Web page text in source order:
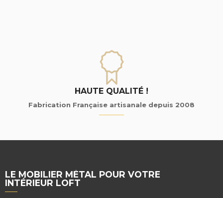
HAUTE QUALITÉ !
Fabrication Française artisanale depuis 2008
LE MOBILIER MÉTAL POUR VOTRE
INTÉRIEUR LOFT